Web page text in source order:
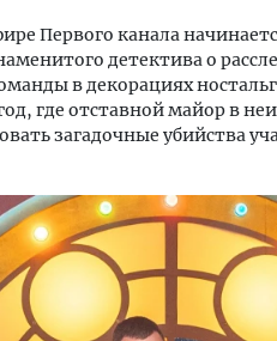
Первого канала
детектива о
в декорациях
год, где отставной майор в
загадочные убийства